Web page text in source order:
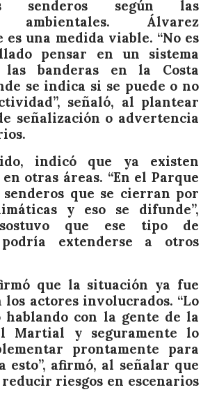
senderos según las
ambientales. Álvarez
es una medida viable. “No es
pensar en un sistema
banderas en la Costa
se indica si se puede o no
señaló, al plantear
señalización o advertencia
indicó que ya existen
otras áreas. “En el Parque
que se cierran por
y eso se difunde”,
que ese tipo de
podría extenderse a otros
que la situación ya fue
los actores involucrados. “Lo
hablando con la gente de la
Martial y seguramente lo
prontamente para
esto”, afirmó, al señalar que
riesgos en escenarios